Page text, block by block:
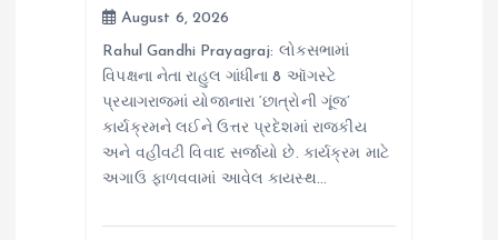
August 6, 2026
Rahul Gandhi Prayagraj: લોકસભામાં
વિપક્ષના નેતા રાહુલ ગાંધીના 8 ઑગસ્ટે
પ્રયાગરાજમાં યોજાનારા ‘છાત્રોની ગૂંજ’
કાર્યક્રમને લઈને ઉત્તર પ્રદેશમાં રાજકીય
અને વહીવટી વિવાદ સર્જાયો છે. કાર્યક્રમ માટે
અગાઉ ફાળવવામાં આવેલ કાયસ્થ…